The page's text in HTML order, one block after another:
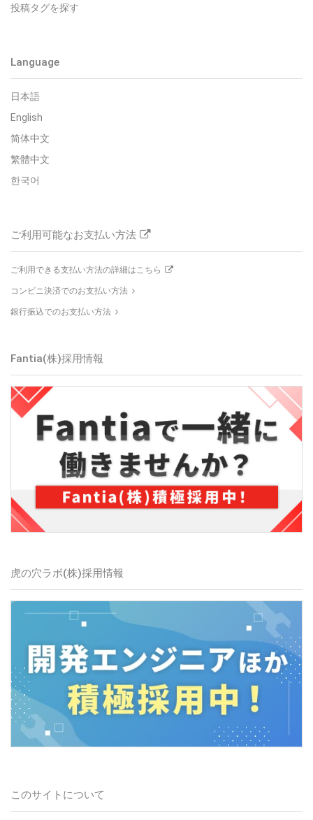
投稿タグを探す
Language
日本語
English
简体中文
繁體中文
한국어
ご利用可能なお支払い方法
ご利用できる支払い方法の詳細はこちら
コンビニ決済でのお支払い方法
銀行振込でのお支払い方法
Fantia(株)採用情報
虎の穴ラボ(株)採用情報
このサイトについて